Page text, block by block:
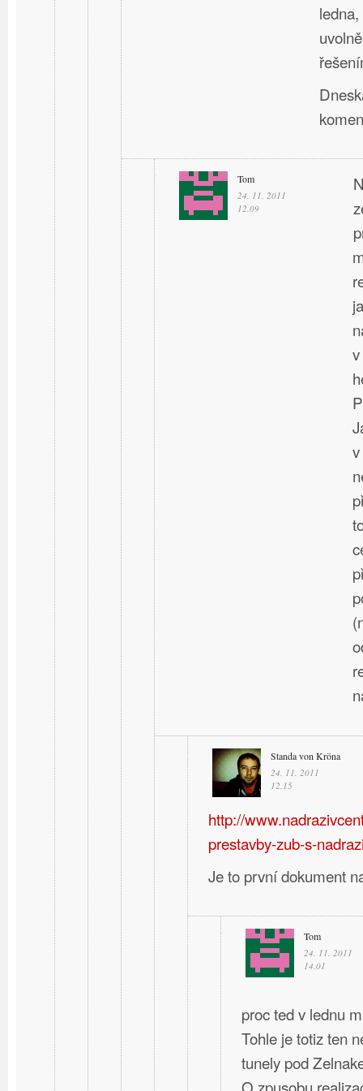
Tom
24. 11. 2011
12.09
Standa von Kröna
24. 11. 2011
12.15
http://
prestavby-zub-s-
Je to první dokument
Tom
24. 11. 2011
14.01
proc ted v lednu
Tohle je totiz ten
tunely pod
O zpusobu